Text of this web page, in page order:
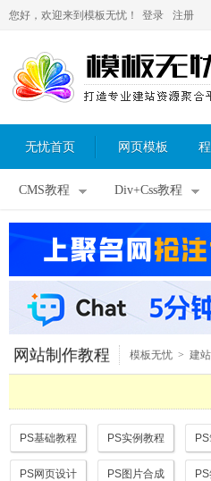
您好，欢迎来到模板无忧！ 登录 注册
无忧首页 网页模板
CMS教程 Div+Css教程
网站制作教程 模板无忧 > 建
> PhotoShop字体教程 >
PS基础教程 PS实例教程
PS网页设计 PS图片合成